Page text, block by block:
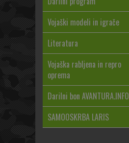
Vojaški modeli in igrače
Literatura
Vojaška rabljena in repro
oprema
Darilni bon AVANTURA.INFO
SAMOOSKRBA LARIS